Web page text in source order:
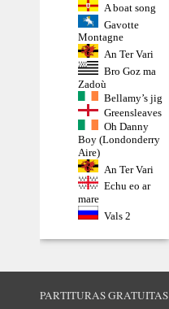
A boat song
Gavotte
Montagne
An Ter Vari
Bro Goz ma
Zadoù
Bellamy’s jig
Greensleaves
Oh Danny
Boy (Londonderry
Aire)
An Ter Vari
Echu eo ar
mare
Vals 2
PARTITURAS GRATUITAS